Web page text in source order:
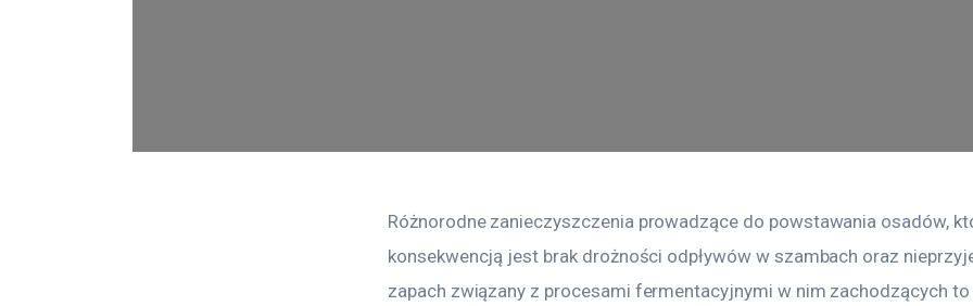
Różnorodne zanieczyszczenia prowadzące do powstawania osadów,
konsekwencją jest brak drożności odpływów w szambach oraz
zapach związany z procesami fermentacyjnymi w nim zachodzących to